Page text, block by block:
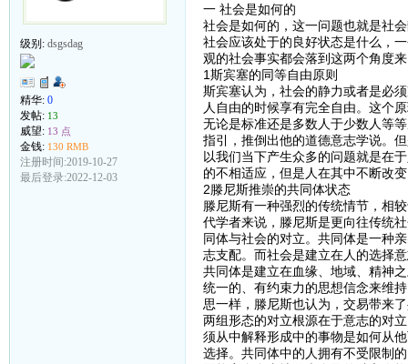
级别: dsgsdag
精华: 0
发帖: 13
威望: 13 点
金钱: 130 RMB
注册时间:2019-10-27
最后登录:2022-12-03
一 社会是如何的
社会是如何的，这一问题也就是社
社会应该处于的良好状态是什么，
观的社会事实都会落到这两个角度
1斯宾塞的同等自由原则
斯宾塞认为，社会的静力或者是必
人自由的时候享有完全自由。这个
无论是标准还是多数人于少数人等
指引，推倒出他的道德意志学说。
以我们当下产生众多的问题就是在
的不相适应，但是人在其中不断改
2滕尼斯推崇的共同体状态
滕尼斯有一种强烈的传统情节，相
代学者来说，滕尼斯是更向往传统
同体与社会的对立。共同体是一种
志支配。而社会是建立在人的选择
共同体是建立在血缘、地域、精神
统一的、有约束力的思想信念来维
思一样，滕尼斯也认为，交易带来
两组形态的对立根源在于意志的对
须从中解释形成中的事物是如何从
选择。共同体中的人拥有不受限制